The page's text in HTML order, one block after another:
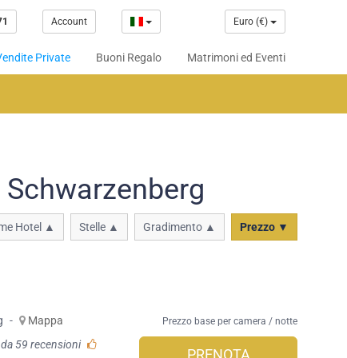
Account Euro (€)
Private Buoni Regalo Matrimoni ed Eventi
Hotel ▲ Stelle ▲ Gradimento ▲ Prezzo ▼
-
Mappa
59 recensioni
Prezzo base per camera / notte
PRENOTA